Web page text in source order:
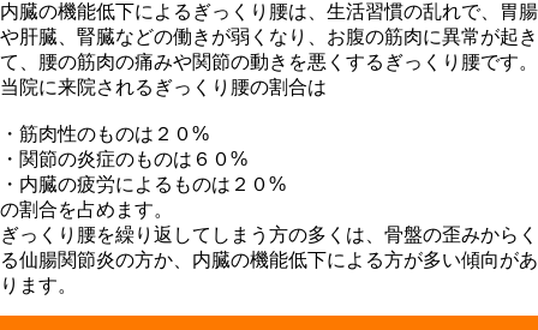
内臓の機能低下によるぎっくり腰は、生活習慣の乱れで、胃腸
や肝臓、腎臓などの働きが弱くなり、お腹の筋肉に異常が起き
て、腰の筋肉の痛みや関節の動きを悪くするぎっくり腰です。
当院に来院されるぎっくり腰の割合は
・筋肉性のものは２０%
・関節の炎症のものは６０%
・内臓の疲労によるものは２０%
の割合を占めます。
ぎっくり腰を繰り返してしまう方の多くは、骨盤の歪みからく
る仙腸関節炎の方か、内臓の機能低下による方が多い傾向があ
ります。